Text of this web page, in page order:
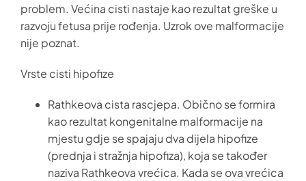
problem. Većina cisti nastaje kao rezultat greške u
razvoju fetusa prije rođenja. Uzrok ove malformacije
nije poznat.
Vrste cisti hipofize
Rathkeova cista rascjepa. Obično se formira
kao rezultat kongenitalne malformacije na
mjestu gdje se spajaju dva dijela hipofize
(prednja i stražnja hipofiza), koja se također
naziva Rathkeova vrećica. Kada se ova vrećica